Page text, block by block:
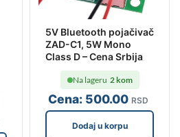
5V Bluetooth pojačivač
ZAD-C1, 5W Mono
Class D – Cena Srbija
Cena: 500.00 RSD
Na lageru 2 kom
Dodaj u korpu